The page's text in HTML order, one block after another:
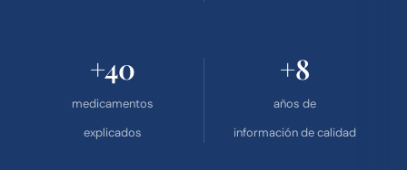
+40
medicamentos
explicados
+8
años de
información de calidad